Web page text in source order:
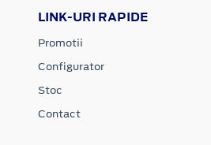
LINK-URI RAPIDE
Promotii
Configurator
Stoc
Contact